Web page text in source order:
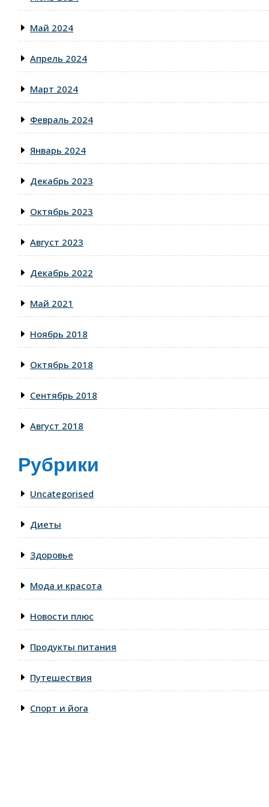
Май 2024
Апрель 2024
Март 2024
Февраль 2024
Январь 2024
Декабрь 2023
Октябрь 2023
Август 2023
Декабрь 2022
Май 2021
Ноябрь 2018
Октябрь 2018
Сентябрь 2018
Август 2018
Рубрики
Uncategorised
Диеты
Здоровье
Мода и красота
Новости плюс
Продукты питания
Путешествия
Спорт и йога